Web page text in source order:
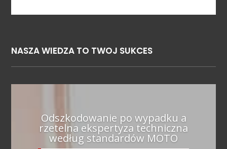
NASZA WIEDZA TO TWOJ SUKCES
Odszkodowanie po wypadku a
rzetelna ekspertyza techniczna
według standardów MOTO